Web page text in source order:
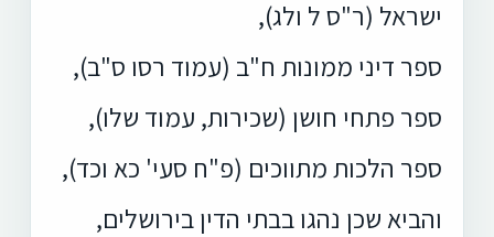
ישראל (ר"ס ל ולג),
ספר דיני ממונות ח"ב (עמוד רסו ס"ב),
ספר פתחי חושן (שכירות, עמוד שלו),
ספר הלכות מתווכים (פ"ח סעי' כא וכד),
והביא שכן נהגו בבתי הדין בירושלים,